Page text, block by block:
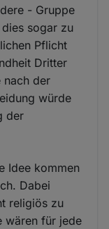
- Gruppe
sogar zu
Pflicht
Dritter
nach der
würde
der
Idee kommen
Dabei
religiös zu
wären für jede